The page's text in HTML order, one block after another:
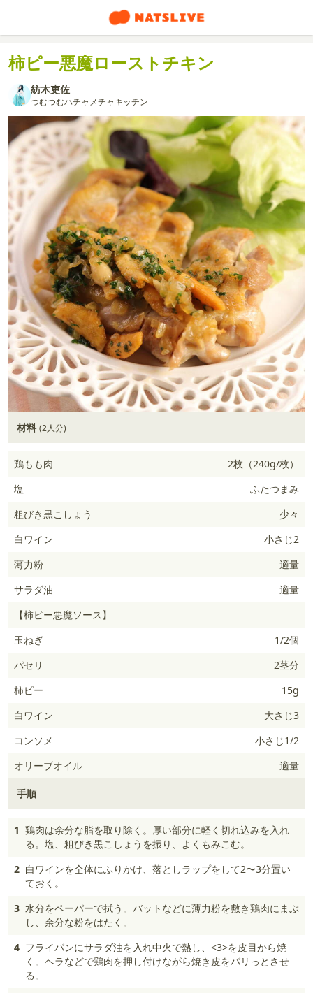
柿ピー悪魔ローストチキン
紡木吏佐
つむつむハチャメチャキッチン
材料 (2人分)
鶏もも肉
2枚（240g/枚）
塩
ふたつまみ
粗びき黒こしょう
少々
白ワイン
小さじ2
薄力粉
適量
サラダ油
適量
【柿ピー悪魔ソース】
玉ねぎ
1/2個
パセリ
2茎分
柿ピー
15g
白ワイン
大さじ3
コンソメ
小さじ1/2
オリーブオイル
適量
手順
1 鶏肉は余分な脂を取り除く。厚い部分に軽く切れ込みを入れ
る。塩、粗びき黒こしょうを振り、よくもみこむ。
2 白ワインを全体にふりかけ、落としラップをして2〜3分置い
ておく。
3 水分をペーパーで拭う。バットなどに薄力粉を敷き鶏肉にまぶ
し、余分な粉をはたく。
4 フライパンにサラダ油を入れ中火で熱し、<3>を皮目から焼
く。ヘラなどで鶏肉を押し付けながら焼き皮をパリっとさせ
る。